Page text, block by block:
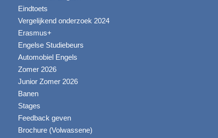
Eindtoets
Vergelijkend onderzoek 2024
Erasmus+
Engelse Studiebeurs
Automobiel Engels
Zomer 2026
Junior Zomer 2026
Banen
Stages
Feedback geven
Brochure (Volwassene)